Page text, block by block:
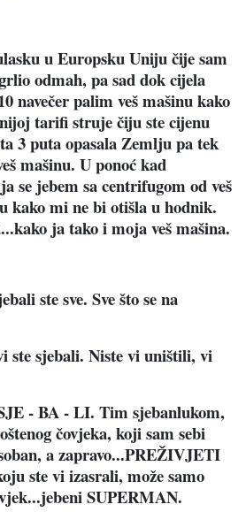
u Europsku Uniju čije sam
odmah, pa sad dok cijela
navečer palim veš mašinu kako
tarifi struje čiju ste cijenu
3 puta opasala Zemlju pa tek
mašinu. U ponoć kad
se jebem sa centrifugom od veš
kako mi ne bi otišla u hodnik.
ja tako i moja veš mašina.
ste sve. Sve što se na
ste sjebali. Niste vi uništili, vi
- BA - LI. Tim sjebanlukom,
čovjeka, koji sam sebi
a zapravo...PREŽIVJETI
ste vi izasrali, može samo
SUPERMAN.